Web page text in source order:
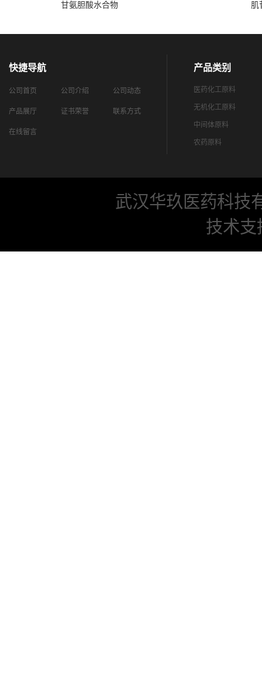
甘氨胆酸水合物 肌
快捷导航
公司首页 公司介绍 公司动态
产品展厅 证书荣誉 联系方式
在线留言
产品类别
医药化工原料
无机化工原料
中间体原料
农药原料
武汉华玖医药科技
技术